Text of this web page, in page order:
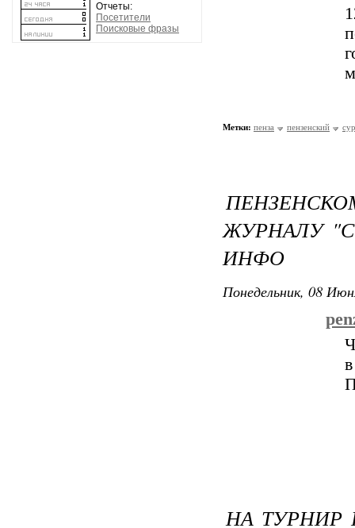
Отчеты:
Посетители
Поисковые фразы
Метки: пенза пензенский
ЖУРНАЛУ
ИНФО
Понедельник, 08
НА ТУРНИР